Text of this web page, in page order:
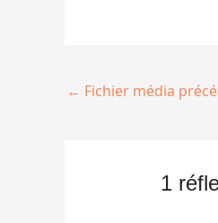
← Fichier média
1